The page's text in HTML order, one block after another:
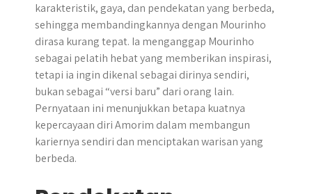
karakteristik, gaya, dan pendekatan yang berbeda,
sehingga membandingkannya dengan Mourinho
dirasa kurang tepat. Ia menganggap Mourinho
sebagai pelatih hebat yang memberikan inspirasi,
tetapi ia ingin dikenal sebagai dirinya sendiri,
bukan sebagai “versi baru” dari orang lain.
Pernyataan ini menunjukkan betapa kuatnya
kepercayaan diri Amorim dalam membangun
kariernya sendiri dan menciptakan warisan yang
berbeda.